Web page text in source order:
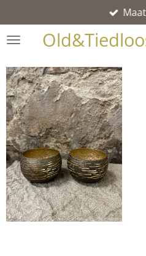
direct
naar
hoofdinhoud